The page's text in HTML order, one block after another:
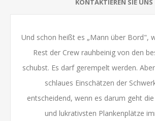
KONTAKTIEREN SIE UNS
Und schon heißt es „Mann über Bord",
Rest der Crew rauhbeinig von den
schubst. Es darf gerempelt werden.
schlaues Einschätzen der
entscheidend, wenn es darum geht
und lukrativsten Plankenplätze